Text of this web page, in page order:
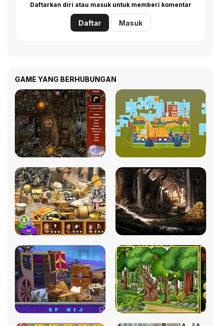
Daftarkan diri atau masuk untuk memberi komentar
Daftar Masuk
GAME YANG BERHUBUNGAN